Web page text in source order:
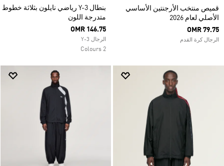
قميص منتخب الأرجنتين الأساسي
الأصلي لعام 2026
OMR 79.75
الرجال كرة القدم
بنطال Y-3 رياضي نايلون بثلاثة خطوط
متدرجة اللون
OMR 146.75
الرجال Y-3
2 Colours